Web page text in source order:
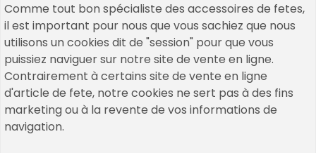
Comme tout bon spécialiste des accessoires de fetes,
il est important pour nous que vous sachiez que nous
utilisons un cookies dit de "session" pour que vous
puissiez naviguer sur notre site de vente en ligne.
Contrairement à certains site de vente en ligne
d'article de fete, notre cookies ne sert pas à des fins
marketing ou à la revente de vos informations de
navigation.